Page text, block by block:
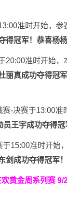
准时开始，参
得冠军！恭喜杨杨
20:00准时开始，
丽真成功夺得冠
赛-决赛于13:00准
员王宇成功夺得冠
于15:00准时开始
剑成功夺得冠军
欢黄金周系列赛9/